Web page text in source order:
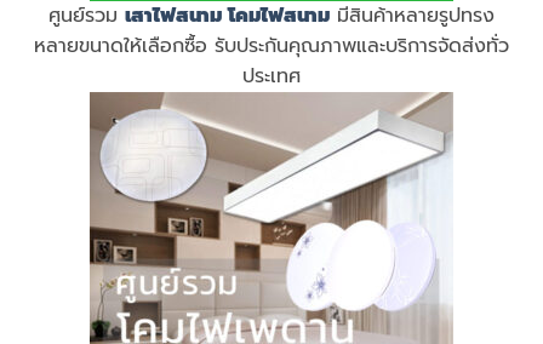
ศูนย์รวม เสาไฟสนาม โคมไฟสนาม มีสินค้าหลายรูปทรง
หลายขนาดให้เลือกซื้อ รับประกันคุณภาพและบริการจัดส่งทั่ว
ประเทศ